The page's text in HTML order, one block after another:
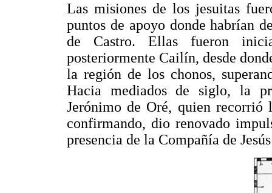
Las misiones de los jesuitas
puntos de apoyo donde habrían
de Castro. Ellas fueron
posteriormente Cailín, desde
la región de los chonos,
Hacia mediados de siglo, la
Jerónimo de Oré, quien recorrió
confirmando, dio renovado
presencia de la Compañía de